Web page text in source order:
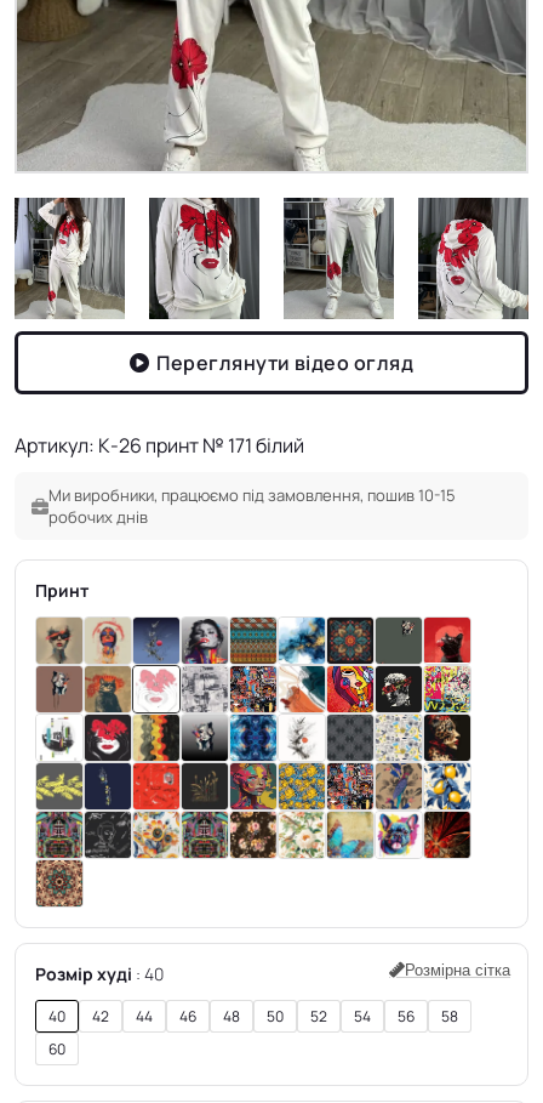
Переглянути відео огляд
Артикул: К-26 принт № 171 білий
Ми виробники, працюємо під замовлення, пошив 10-15
робочих днів
Принт
Розмір худі 40 Розмірна сітка
40 42 44 46 48 50 52 54 56
58
60